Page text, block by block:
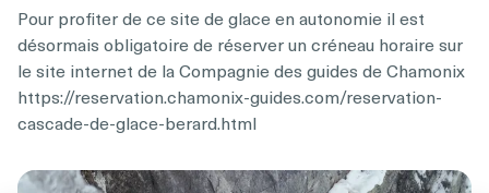
Pour profiter de ce site de glace en autonomie il est
désormais obligatoire de réserver un créneau horaire sur
le site internet de la Compagnie des guides de Chamonix
https://reservation.chamonix-guides.com/reservation-
cascade-de-glace-berard.html